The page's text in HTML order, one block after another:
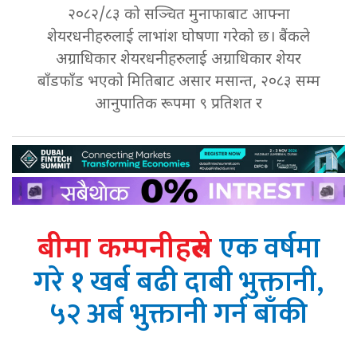
२०८२/८३ को सञ्चित मुनाफाबाट आफ्ना
शेयरधनीहरुलाई लाभांश घोषणा गरेको छ। बैंकले
अग्राधिकार शेयरधनीहरुलाई अग्राधिकार शेयर
बाँडफाँड भएको मितिबाट असार मसान्त, २०८३ सम्म
आनुपातिक रूपमा ९ प्रतिशत र
बीमा कम्पनीहरुलेएक वर्षमा
गरे १ खर्ब बढी दाबी भुक्तानी,
५२ अर्ब भुक्तानी गर्न बाँकी